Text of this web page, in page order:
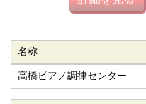
名称
高橋ピアノ調律センター